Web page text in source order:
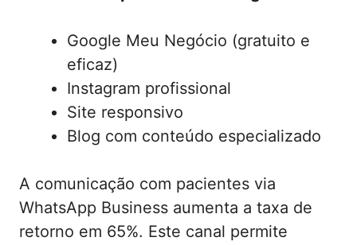
Google Meu Negócio (gratuito e
eficaz)
Instagram profissional
Site responsivo
Blog com conteúdo especializado
A comunicação com pacientes via
WhatsApp Business aumenta a taxa de
retorno em 65%. Este canal permite